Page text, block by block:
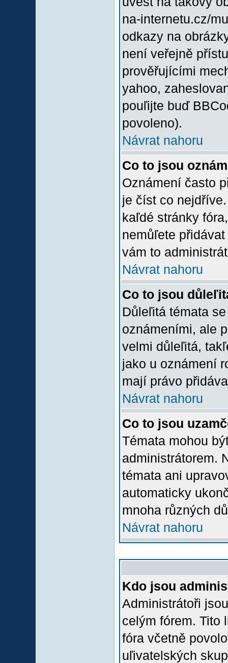
na-internetu.cz/
odkazy na
není veřejně
prověřujícími
yahoo,
pouľijte buď
povoleno).
Návrat nahoru
Co to jsou
Oznámení často
je číst co
kaľdé stránky
nemůľete
vám to
Návrat nahoru
Co to jsou
Důleľitá témata
oznámeními, ale
velmi důleľitá,
jako u oznámení
mají právo
Návrat nahoru
Co to jsou
Témata mohou
administrátorem.
témata ani
automaticky
mnoha různých
Návrat nahoru
Kdo jsou
Administrátoři
celým fórem. Tito
fóra včetně
uľivatelských